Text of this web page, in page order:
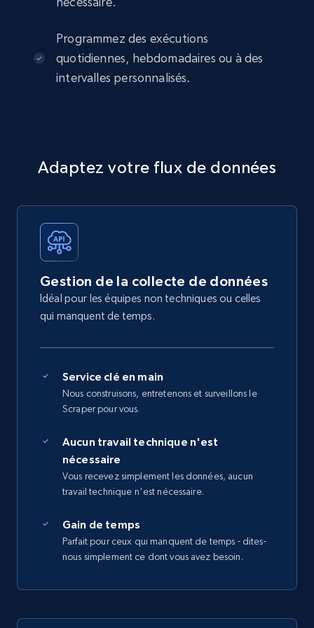
Programmez des exécutions
quotidiennes, hebdomadaires ou à des
intervalles personnalisés.
Adaptez votre flux de données
Gestion de la collecte de données
Idéal pour les équipes non techniques ou celles
qui manquent de temps.
Service clé en main
Nous construisons, entretenons et surveillons le
Scraper pour vous.
Aucun travail technique n'est
nécessaire
Vous recevez simplement les données, aucun
travail technique n'est nécessaire.
Gain de temps
Parfait pour ceux qui manquent de temps - dites-
nous simplement ce dont vous avez besoin.